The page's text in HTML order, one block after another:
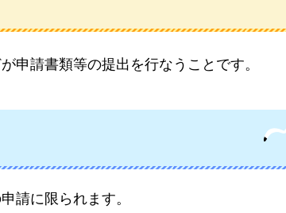
申請書類等の提出を行なうことです。
請に限られます。